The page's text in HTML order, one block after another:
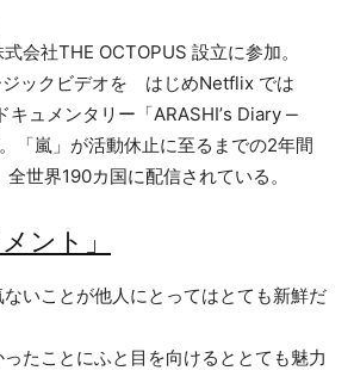
会社THE OCTOPUS 設⽴に参加。
ジックビデオを はじめNetflix では
ュメンタリー「ARASHIʼs Diary ‒
「嵐」が活動休⽌に⾄るまでの2年間
世界190カ国に配信されている。
ント」
いことが他人にとってはとても新鮮だ
たことにふと目を向けるととても魅力